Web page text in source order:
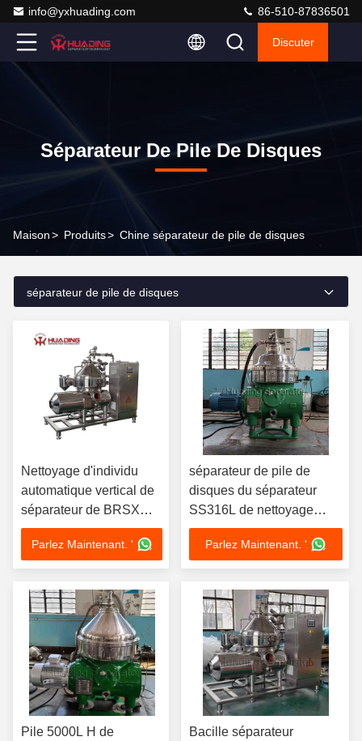
info@yxhuading.com 86-510-87836501
Discuter
Séparateur De Pile De Disques
Maison> Produits> Chine séparateur de pile de disques
séparateur de pile de disques
Nettoyage d'individu
automatique vertical de
séparateur de BRSX
CIP
Parlez Maintenant. '
séparateur de pile de
disques du séparateur
SS316L de nettoyage
d'individu de 100T D
Parlez Maintenant. '
Pile 5000L H de
Bacille séparateur